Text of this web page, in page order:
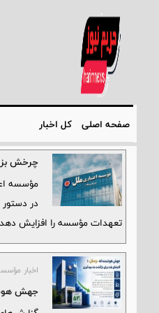
صفحه اصلی کل اخبار
چرخش بزرگ در
مؤسسه
در
تعهدات مؤسسه را افزایش دهد
اخبار
جهش